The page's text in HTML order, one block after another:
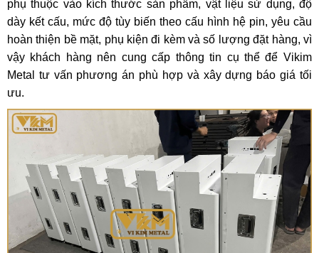
phụ thuộc vào kích thước sản phẩm, vật liệu sử dụng, độ
dày kết cấu, mức độ tùy biến theo cấu hình hệ pin, yêu cầu
hoàn thiện bề mặt, phụ kiện đi kèm và số lượng đặt hàng, vì
vậy khách hàng nên cung cấp thông tin cụ thể để Vikim
Metal tư vấn phương án phù hợp và xây dựng báo giá tối
ưu.